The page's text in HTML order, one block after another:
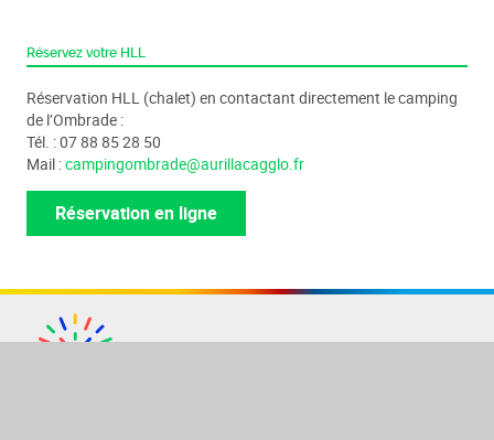
Réservez votre HLL
Réservation HLL (chalet) en contactant directement le camping
de l’Ombrade :
Tél. : 07 88 85 28 50
Mail :campingombrade@aurillacagglo.fr
Réservation en ligne